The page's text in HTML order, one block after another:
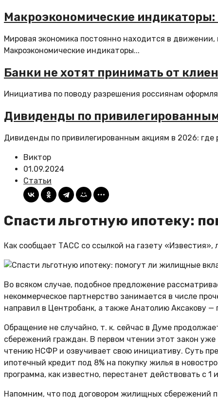
Макроэкономические индикаторы:
Мировая экономика постоянно находится в
Макроэкономические индикаторы...
Банки не хотят принимать от
Инициатива по поводу разрешения россиянам
Дивиденды по
Дивиденды по привилегированным акциям в 2026:
Виктор
01.09.2024
Статьи
Спасти льготную ипотеку:
Как сообщает ТАСС со ссылкой на газету
Во всяком случае, подобное предложение
некоммерческое партнерство занимается в числе
направил в Центробанк, а также Анатолию Аксакову
Обращение не случайно, т. к. сейчас в Думе
сбережений граждан. В первом чтении этот закон уже
чтению НСФР и озвучивает свою инициативу. Суть
ипотечный кредит под 8% на покупку жилья в
программа, как известно, перестанет действовать с 1
Напомним, что под договором жилищных сбережений